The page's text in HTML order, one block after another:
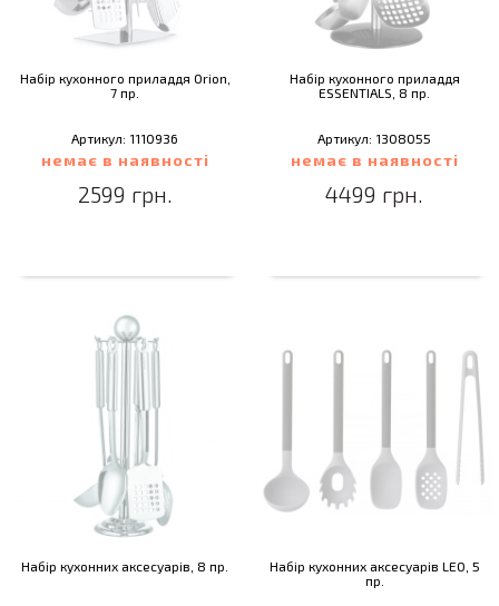
Набір кухонного приладдя Orion,
7 пр.
Артикул: 1110936
немає в наявності
2599 грн.
Набір кухонного приладдя
ESSENTIALS, 8 пр.
Артикул: 1308055
немає в наявності
4499 грн.
Набір кухонних аксесуарів, 8 пр.
Набір кухонних аксесуарів LEO, 5
пр.